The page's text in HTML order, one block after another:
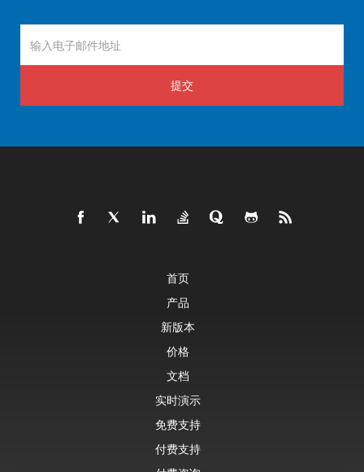
提交
首页
产品
新版本
价格
文档
实时演示
免费支持
付费支持